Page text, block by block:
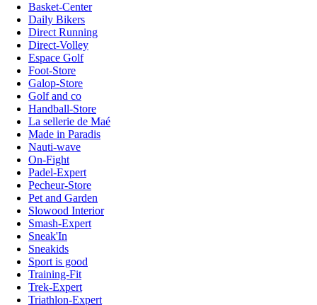
Basket-Center
Daily Bikers
Direct Running
Direct-Volley
Espace Golf
Foot-Store
Galop-Store
Golf and co
Handball-Store
La sellerie de Maé
Made in Paradis
Nauti-wave
On-Fight
Padel-Expert
Pecheur-Store
Pet and Garden
Slowood Interior
Smash-Expert
Sneak'In
Sneakids
Sport is good
Training-Fit
Trek-Expert
Triathlon-Expert